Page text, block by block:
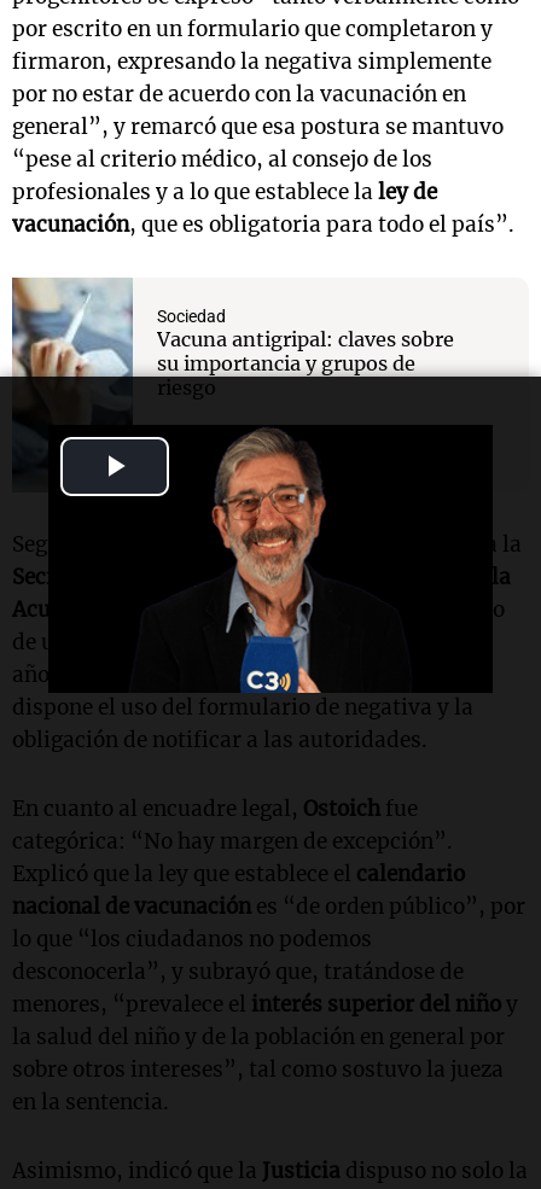
Video
por escrito en un formulario que completaron y
firmaron, expresando la negativa simplemente
por no estar de acuerdo con la vacunación en
general”, y remarcó que esa postura se mantuvo
“pese al criterio médico, al consejo de los
profesionales y a lo que establece laley de
vacunación, que es obligatoria para todo el país”.
Sociedad
Vacuna antigripal: claves sobre
su importancia y grupos de
riesgo
Según precisó, ante esta situación se dio aviso a la
Secretaría de la Niñez, alMinisterio Público de la
Acusación
y finalmente a laJusticia
, en el marco
de una resolución ministerial de noviembre del
año pasado en la provincia de
dispone el uso del formulario de negativa y la
obligación de notificar a las autoridades.
En cuanto al encuadre legal, Ostoich fue
categórica: “No hay margen de excepción”.
Explicó que la ley que establece el calendario
nacional de vacunación es “de orden público”, por
lo que “los ciudadanos no podemos
desconocerla”, y subrayó que, tratándose de
menores, “prevalece el interés superior del niñoy
la salud del niño y de la población en general por
sobre otros intereses”, tal como sostuvo la jueza
en la sentencia.
Asimismo, indicó que la Justicia dispuso no solo la